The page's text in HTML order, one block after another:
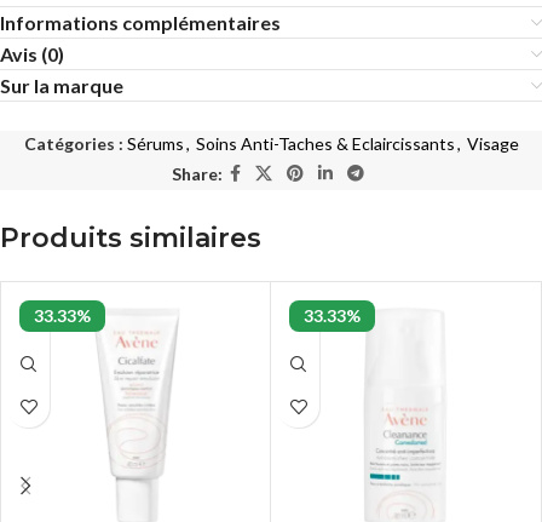
Informations complémentaires
Avis (0)
Sur la marque
Catégories : Sérums, Soins Anti-Taches & Eclaircissants, Visage
Share:
Produits similaires
33.33% 33.33%